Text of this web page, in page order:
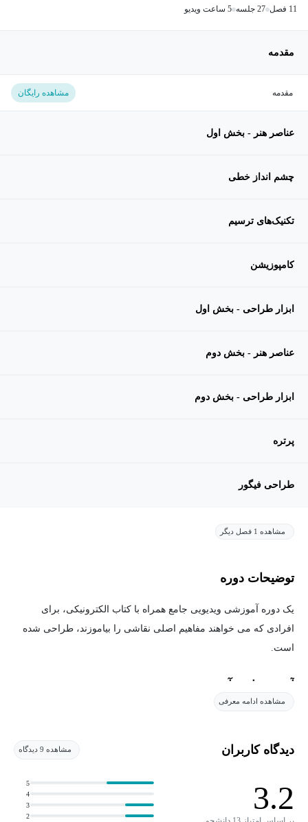
11 فصل 27 جلسه 5 ساعت ویدیو
مقدمه
مقدمه مشاهده رایگان
عناصر هنر - بخش اول
چشم انداز خطی
تکنیک‌های ترسیم
کامپوزیشن
ابزار طراحی - بخش اول
عناصر هنر - بخش دوم
ابزار طراحی - بخش دوم
پرتره
طراحی فیگور
مشاهده 1 فصل دیگر
توضیحات دوره
یک دوره آموزشی ویدیویی جامع همراه با کتاب الکترونیکی، برای
افرادی که می خواهند مفاهیم اصلی نقاشی را بیاموزند، طراحی شده
است.
آنچه خواهید آموخت
پوشش شامل کانتور، کانتور کور، کیفیت خط و خطوط کانتور متقاطع به
نحوه ی استفاده از شکل ها برای ترسیم هر چیزی. مفاهیم پوشش داده
مشاهده ادامه معرفی
دیدگاه کاربران مشاهده 9 دیدگاه
3.2
2
3
4
5